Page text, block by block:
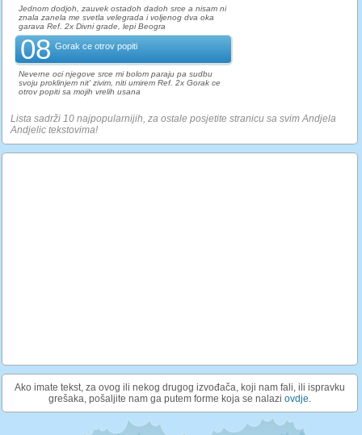
Jednom dodjoh, zauvek ostadoh dadoh srce a nisam ni
znala zanela me svetla velegrada i voljenog dva oka
garava Ref. 2x Divni grade, lepi Beogra
08 Gorak ce otrov popiti
Neverne oci njegove srce mi bolom paraju pa sudbu
svoju proklinjem nit' zivim, niti umirem Ref. 2x Gorak ce
otrov popiti sa mojih vrelih usana
Lista sadrži 10 najpopularnijih, za ostale posjetite stranicu sa svim Andjela
Andjelic tekstovima!
Ako imate tekst, za ovog ili nekog drugog izvođača, koji nam fali, ili ispravku
grešaka, pošaljite nam ga putem forme koja se nalazi ovdje.